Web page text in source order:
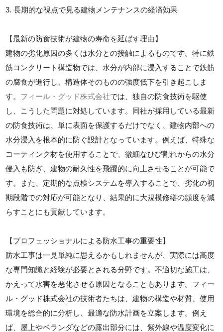
3. 長期的な視点で見る建物メンテナンスの経済効果
【最新の防食技術が建物の寿命を延ばす理由】
建物の劣化原因の多くは水分との接触によるものです。特に鉄
筋コンクリート構造物では、水分が内部に浸入することで鉄筋
の腐食が進行し、構造体そのものの強度低下を引き起こしま
す。 フィール・グッド株式会社では、独自の防食技術を駆使
し、こうした問題に対処しています。同社が採用している最新
の防食技術は、単に表面を保護するだけでなく、建物内部への
水分浸入を根本的に防ぐ設計となっています。例えば、特殊な
コーティング材を使用することで、微細なひび割れからの水分
侵入も防ぎ、建物の耐久性を飛躍的に向上させることが可能で
す。また、定期的な点検システムを導入することで、劣化の初
期段階での対応が可能となり、結果的に大規模修繕の頻度を減
らすことにも貢献しています。
【プロフェッショナルによる防水工事の重要性】
防水工事は一見単純に思えるかもしれませんが、実際には高度
な専門知識と経験が必要とされる分野です。不適切な施工は、
かえって水害を悪化させる原因となることもあります。フィー
ル・グッド株式会社の技術者たちは、建物の構造や材質、使用
環境を総合的に分析し、最適な防水計画を立案します。例え
ば、屋上やベランダなどの露出部分には、紫外線や温度変化に